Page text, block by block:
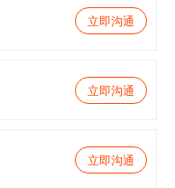
立即沟通
立即沟通
立即沟通